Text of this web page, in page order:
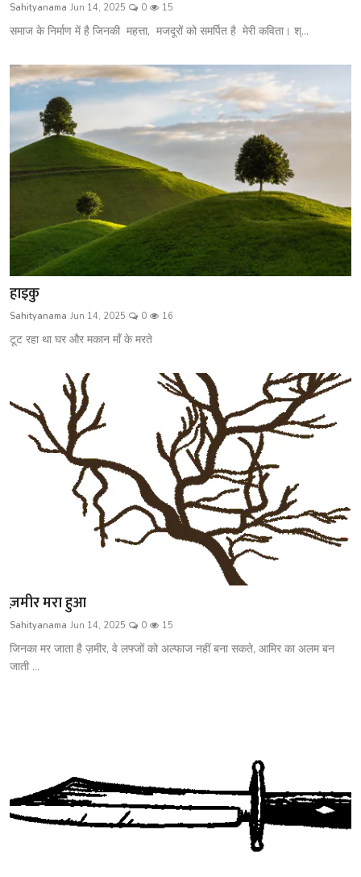
Sahityanama Jun 14, 2025 0 15
समाज के निर्माण में है जिनकी महत्ता, मजदूरों को समर्पित है मेरी कविता। श्...
हाइकु
Sahityanama Jun 14, 2025 0 16
टूट रहा था घर और मकान माँ के मरते
ज़मीर मरा हुआ
Sahityanama Jun 14, 2025 0 15
जिनका मर जाता है ज़मीर, वे लफ्जों को अल्फाज नहीं बना सकते, आमिर का अलम बन
जाती ...